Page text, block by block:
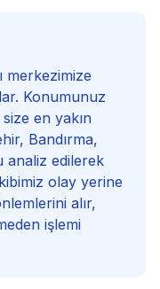
merkezimize
Konumunuz
en yakın
Bandırma,
analiz edilerek
olay yerine
alır,
işlemi